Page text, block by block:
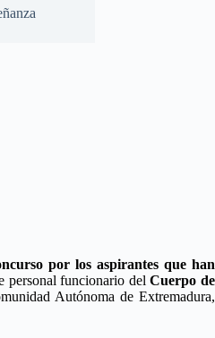
por los aspirantes que han
personal funcionario delCuerpo de
Autónoma de Extremadura,